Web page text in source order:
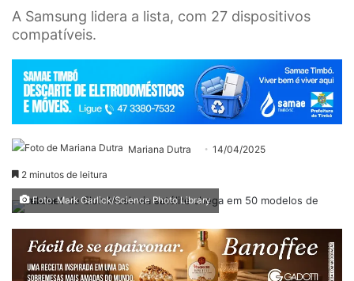
A Samsung lidera a lista, com 27 dispositivos
compatíveis.
Mariana Dutra 14/04/2025
2 minutos de leitura
Foto: Mark Garlick/Science Photo Library